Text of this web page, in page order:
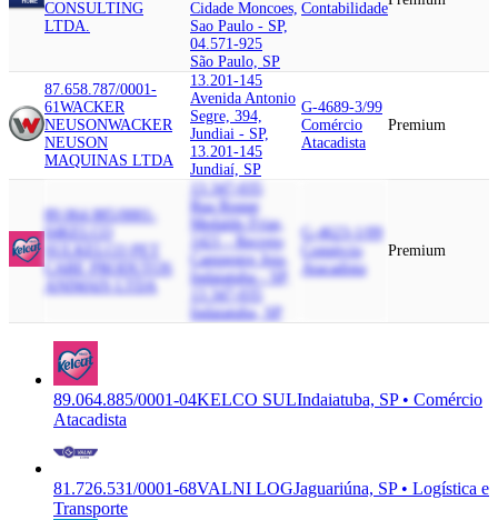
CONSULTING
LTDA.
Cidade Moncoes,
Sao Paulo - SP,
04.571-925
São Paulo, SP
Contabilidade
87.658.787/0001-
61WACKER
NEUSONWACKER
NEUSON
MAQUINAS LTDA
13.201-145
Avenida Antonio
Segre, 394,
Jundiai - SP,
13.201-145
Jundiaí, SP
G-4689-3/99
Comércio
Atacadista
Premium
89.064.885/0001-
04KELCO
SUL KELCO PET
CARE PRODUTOS
ANIMAIS LTDA
13.347-035
Rua Roque
Medaldo Frias,
1421 - Recreio
Campestre Joia,
Indaiatuba - SP,
13.347-035
Indaiatuba, SP
G-4623-1/09
Comércio
Atacadista
Premium
89.064.885/0001-04KELCO SULIndaiatuba, SP • Comércio
Atacadista
81.726.531/0001-68VALNI LOGJaguariúna, SP • Logística e
Transporte